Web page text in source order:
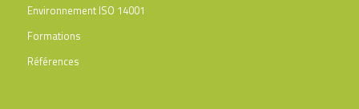
Environnement ISO 14001
Formations
Références